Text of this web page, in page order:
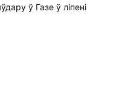
ў Газе ў ліпені